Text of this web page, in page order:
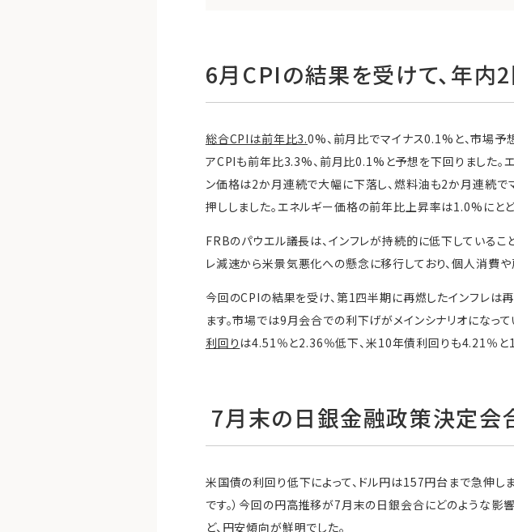
6月CPIの結果を受けて、年内
総合CPIは前年比3.0%、前月比でマイナス0.1%と、市場予
アCPIも前年比3.3%、前月比0.1%と予想を下回りました。
ン価格は2か月連続で大幅に下落し、燃料油も2か月連続で
押ししました。エネルギー価格の前年比上昇率は1.0%にと
FRBのパウエル議長は、インフレが持続的に低下しているこ
レ減速から米景気悪化への懸念に移行しており、個人消費
今回のCPIの結果を受け、第1四半期に再燃したインフレは
ます。市場では9月会合での利下げがメインシナリオになっ
利回り は4.51％と2.36％低下、米10年債利回りも4.21％と
7月末の日銀金融政策決定会
米国債の利回り低下によって、ドル円は157円台まで急伸し
です。）今回の円高推移が7月末の日銀会合にどのような影
ど、円安傾向が鮮明でした。